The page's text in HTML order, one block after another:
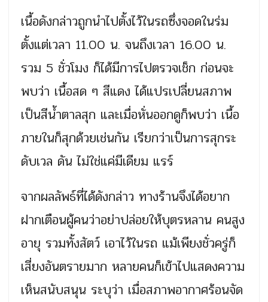
เนื้อดังกล่าวถูกนำไปตั้งไว้ในรถซึ่งจอดในร่ม
ตั้งแต่เวลา 11.00 น. จนถึงเวลา 16.00 น.
รวม 5 ชั่วโมง ก็ได้มีการไปตรวจเช็ก ก่อนจะ
พบว่า เนื้อสด ๆ สีแดง ได้แปรเปลี่ยนสภาพ
เป็นสีน้ำตาลสุก และเมื่อหั่นออกดูก็พบว่า เนื้อ
ภายในก็สุกด้วยเช่นกัน เรียกว่าเป็นการสุกระ
ดับเวล ดัน ไม่ใช่แค่มีเดียม แรร์
จากผลลัพธ์ที่ได้ดังกล่าว ทางร้านจึงได้อยาก
ฝากเตือนผู้คนว่าอย่าปล่อยให้บุตรหลาน คนสูง
อายุ รวมทั้งสัตว์ เอาไว้ในรถ แม้เพียงชั่วครู่ก็
เสี่ยงอันตรายมาก หลายคนก็เข้าไปแสดงความ
เห็นสนับสนุน ระบุว่า เมื่อสภาพอากาศร้อนจัด